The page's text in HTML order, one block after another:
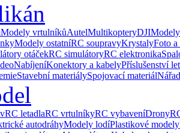
Modely vrtulníkůAutelMultikopteryDJI
Modely ostatníRC soupravyKrystalyFoto
otáčekRC simulátoryRC elektronika
NabíjeníKonektory a kabelyPříslušenství
Stavební materiálySpojovací materiál
RC letadlaRC vrtulníkyRC vybaveníDrony
autodráhyModely lodíPlastikové modely